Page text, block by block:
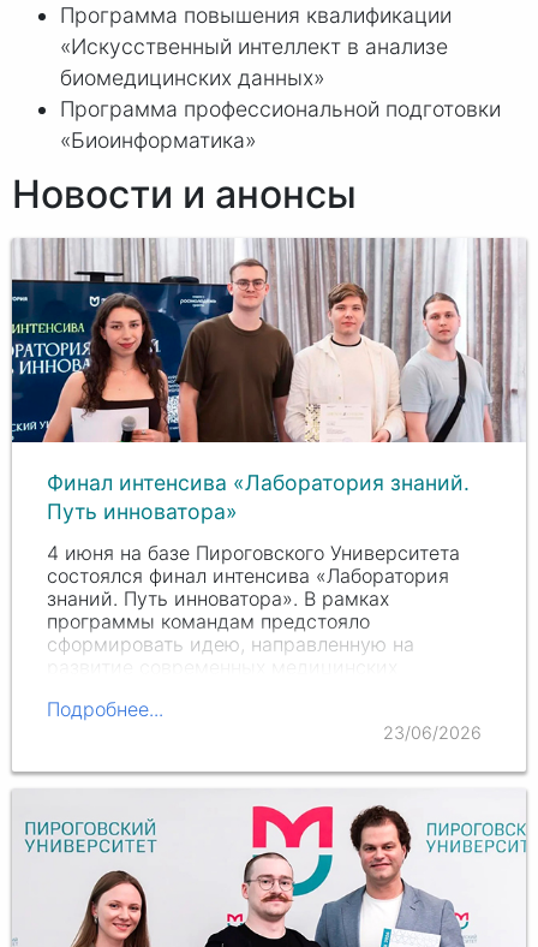
Программа повышения квалификации
«Искусственный интеллект в анализе
биомедицинских данных»
Программа профессиональной подготовки
«Биоинформатика»
Новости и анонсы
Финал интенсива «Лаборатория знаний.
Путь инноватора»
4 июня на базе Пироговского Университета
состоялся финал интенсива «Лаборатория
знаний. Путь инноватора». В рамках
программы командам предстояло
сформировать идею, направленную на
Подробнее...
23/06/2026